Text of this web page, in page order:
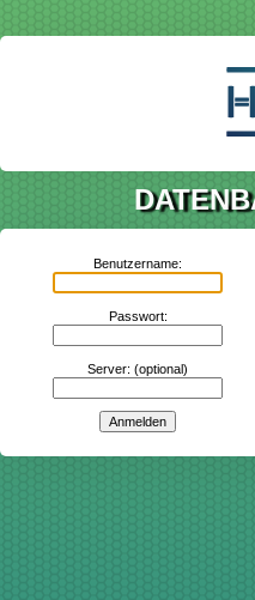
Benutzername:
Passwort:
Server: (optional)